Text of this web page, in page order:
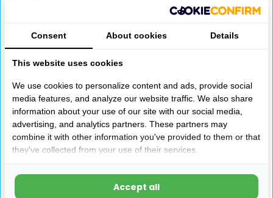
Delen
Anderen kochten ook
Haakse Wateraansluiting
(dakdikte 53-60mm)
Consent About cookies Details
This website uses cookies
We use cookies to personalize content and ads, provide social
media features, and analyze our website traffic. We also share
information about your use of our site with our social media,
advertising, and analytics partners. These partners may
combine it with other information you've provided to them or that
they've collected from your use of their services.
Accept all